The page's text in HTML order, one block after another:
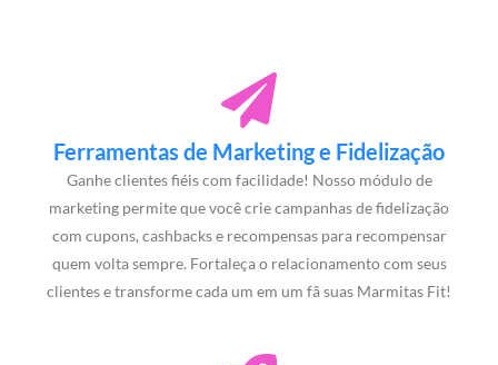
Ferramentas de Marketing e Fidelização
Ganhe clientes fiéis com facilidade! Nosso módulo de
marketing permite que você crie campanhas de fidelização
com cupons, cashbacks e recompensas para recompensar
quem volta sempre. Fortaleça o relacionamento com seus
clientes e transforme cada um em um fã suas Marmitas Fit!